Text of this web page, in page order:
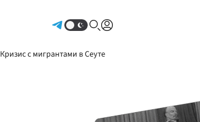
Кризис с мигрантами в Сеуте